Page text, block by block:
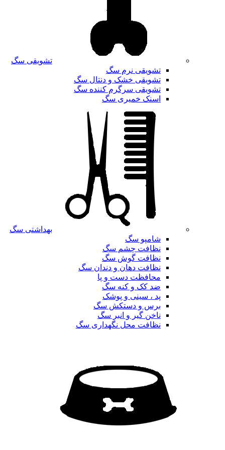
تشویقی سگ
تشویقی نرم سگ
تشویقی خشک و دنتال سگ
تشویقی سرگرم کننده سگ
اسنک خمیری سگ
بهداشتی سگ
شامپو سگ
نظافت چشم سگ
نظافت گوش سگ
نظافت دهان و دندان سگ
محافظت دست و پا
ضد کک و کنه سگ
پد ، سینی و پوشک
برس و دستکش سگ
ناخن گیر و انبر سگ
نظافت محل نگهداری سگ